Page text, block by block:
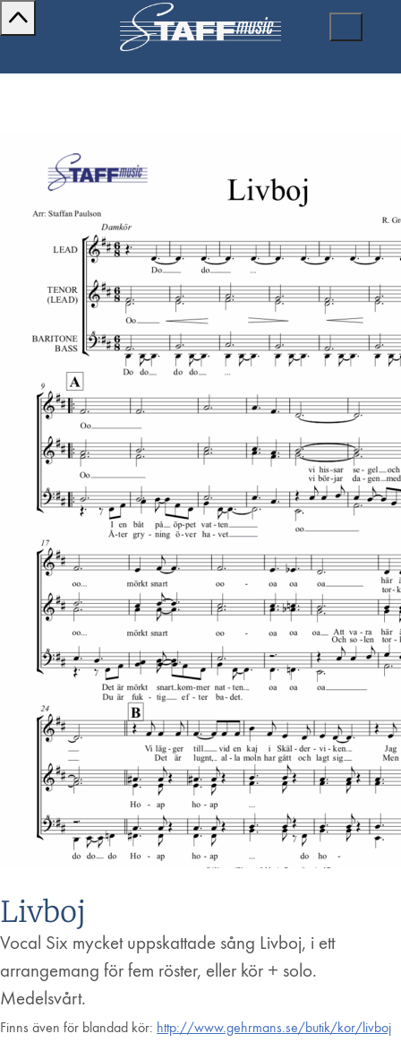
Livboj
Vocal Six mycket uppskattade sång Livboj, i ett
arrangemang för fem röster, eller kör + solo.
Medelsvårt.
Finns även för blandad kör: http://www.gehrmans.se/butik/kor/livboj